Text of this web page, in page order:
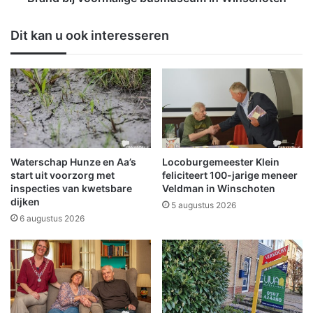
s
v
o
l
t
i
j
d
e
n
s
L
o
t
o
N
(
J
m
a
l
i
g
e
b
u
s
m
u
s
e
m
i
n
W
i
Dit kan u ook interesseren
Waterschap Hunze en Aa’s
start uit voorzorg met
inspecties van kwetsbare
dijken
6 augustus 2026
Locoburgemeester Klein
feliciteert 100-jarige meneer
Veldman in Winschoten
5 augustus 2026